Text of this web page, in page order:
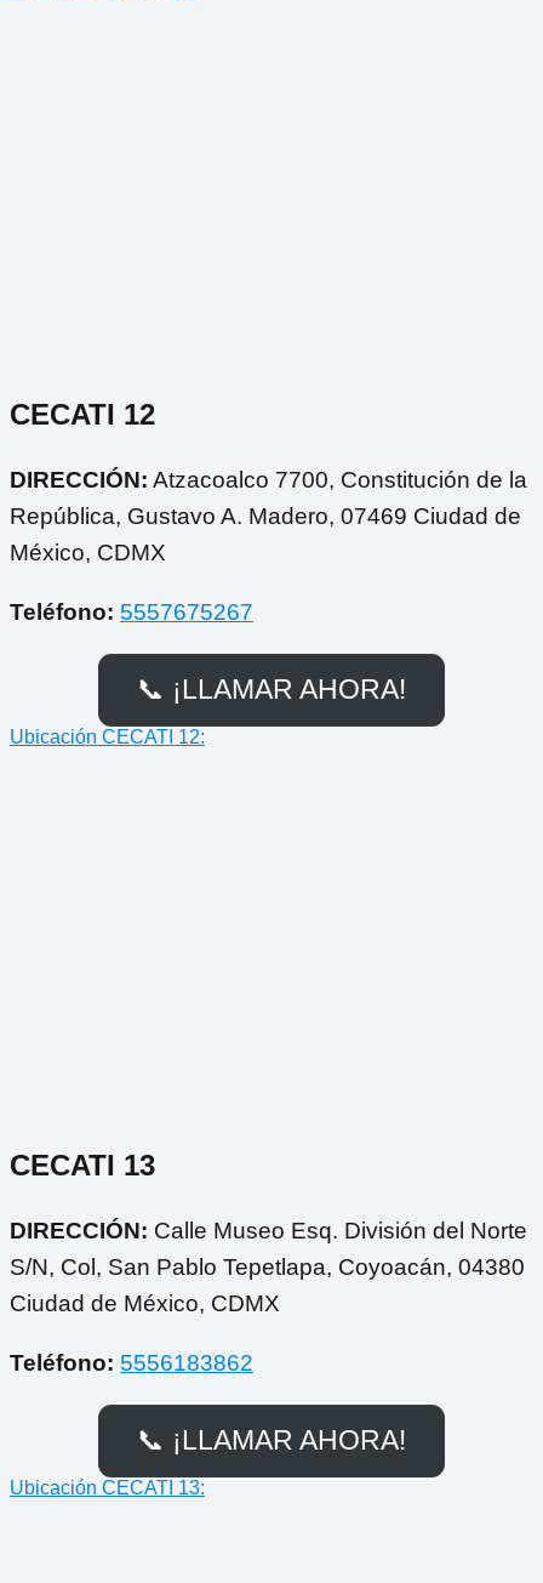
CECATI 12
DIRECCIÓN: Atzacoalco 7700, Constitución de la
República, Gustavo A. Madero, 07469 Ciudad de
México, CDMX
Teléfono: 5557675267
📞 ¡LLAMAR AHORA!
Ubicación CECATI 12:
CECATI 13
DIRECCIÓN: Calle Museo Esq. División del Norte
S/N, Col, San Pablo Tepetlapa, Coyoacán, 04380
Ciudad de México, CDMX
Teléfono: 5556183862
📞 ¡LLAMAR AHORA!
Ubicación CECATI 13: